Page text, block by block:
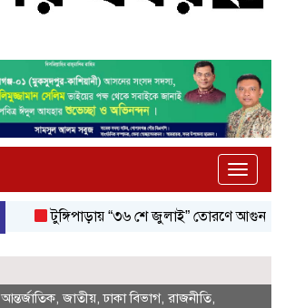
Toggle
টুঙ্গিপাড়ায় “৩৬ শে জুলাই” তোরণে আগুন; ৭৫
আন্তর্জাতিক,জাতীয়,ঢাকা বিভাগ, রাজনীতি,